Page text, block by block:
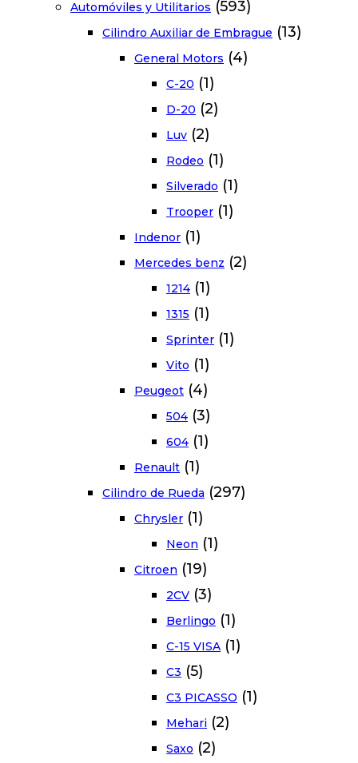
Automóviles y Utilitarios (593)
Cilindro Auxiliar de Embrague (13)
General Motors (4)
C-20 (1)
D-20 (2)
Luv (2)
Rodeo (1)
Silverado (1)
Trooper (1)
Indenor (1)
Mercedes benz (2)
1214 (1)
1315 (1)
Sprinter (1)
Vito (1)
Peugeot (4)
504 (3)
604 (1)
Renault (1)
Cilindro de Rueda (297)
Chrysler (1)
Neon (1)
Citroen (19)
2CV (3)
Berlingo (1)
C-15 VISA (1)
C3 (5)
C3 PICASSO (1)
Mehari (2)
Saxo (2)